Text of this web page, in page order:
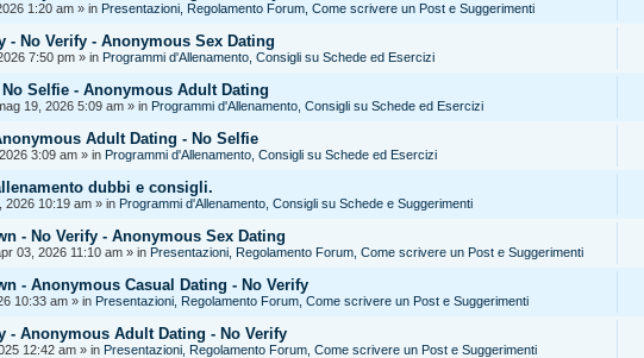
1:20 am » in Presentazioni, Regolamento Forum, Come scrivere un Post e Suggerimenti
- No Verify - Anonymous Sex Dating
7:50 pm » in Programmi d'Allenamento, Consigli su Schede ed Esercizi
Selfie - Anonymous Adult Dating
19, 2026 5:09 am » in Programmi d'Allenamento, Consigli su Schede ed Esercizi
Adult Dating - No Selfie
3:09 am » in Programmi d'Allenamento, Consigli su Schede ed Esercizi
dubbi e consigli.
2026 10:19 am » in Programmi d'Allenamento, Consigli su Schede e Suggerimenti
- No Verify - Anonymous Sex Dating
03, 2026 11:10 am » in Presentazioni, Regolamento Forum, Come scrivere un Post e Suggerimenti
- Anonymous Casual Dating - No Verify
10:33 am » in Presentazioni, Regolamento Forum, Come scrivere un Post e Suggerimenti
- Anonymous Adult Dating - No Verify
12:42 am » in Presentazioni, Regolamento Forum, Come scrivere un Post e Suggerimenti